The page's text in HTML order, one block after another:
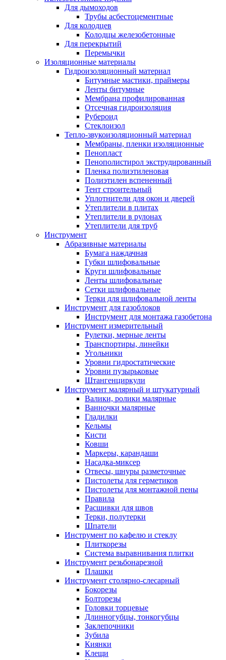
Для дымоходов
Трубы асбестоцементные
Для колодцев
Колодцы железобетонные
Для перекрытий
Перемычки
Изоляционные материалы
Гидроизоляционный материал
Битумные мастики, праймеры
Ленты битумные
Мембрана профилированная
Отсечная гидроизоляция
Рубероид
Стеклоизол
Тепло-звукоизоляционный материал
Мембраны, пленки изоляционные
Пенопласт
Пенополистирол экструдированный
Пленка полиэтиленовая
Полиэтилен вспененный
Тент строительный
Уплотнители для окон и дверей
Утеплители в плитах
Утеплители в рулонах
Утеплители для труб
Инструмент
Абразивные материалы
Бумага наждачная
Губки шлифовальные
Круги шлифовальные
Ленты шлифовальные
Сетки шлифовальные
Терки для шлифовальной ленты
Инструмент для газоблоков
Инструмент для монтажа газобетона
Инструмент измерительный
Рулетки, мерные ленты
Транспортиры, линейки
Угольники
Уровни гидростатические
Уровни пузырьковые
Штангенциркули
Инструмент малярный и штукатурный
Валики, ролики малярные
Ванночки малярные
Гладилки
Кельмы
Кисти
Ковши
Маркеры, карандаши
Насадка-миксер
Отвесы, шнуры разметочные
Пистолеты для герметиков
Пистолеты для монтажной пены
Правила
Расшивки для швов
Терки, полутерки
Шпатели
Инструмент по кафелю и стеклу
Плиткорезы
Система выравнивания плитки
Инструмент резьбонарезной
Плашки
Инструмент столярно-слесарный
Бокорезы
Болторезы
Головки торцевые
Длинногубцы, тонкогубцы
Заклепочники
Зубила
Киянки
Клещи